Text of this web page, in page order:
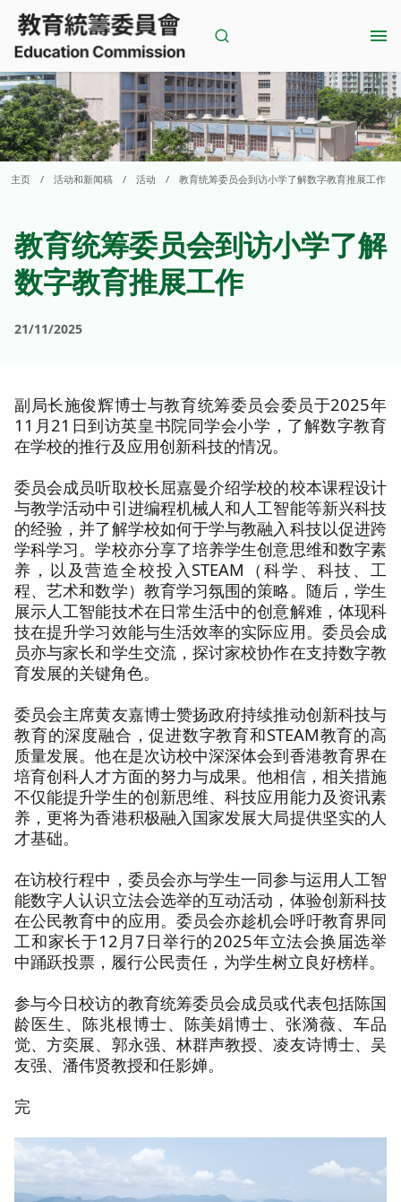
Skip
content
主页 / 活动和新闻稿 / 活动 / 教育统筹委员会到访小学了解数字教育推展工作
教育统筹委员会到访小学了解
数字教育推展工作
21/11/2025
副局长施俊辉博士与教育统筹委员会委员于2025年
11月21日到访英皇书院同学会小学，了解数字教育
在学校的推行及应用创新科技的情况。
委员会成员听取校长屈嘉曼介绍学校的校本课程设计
与教学活动中引进编程机械人和人工智能等新兴科技
的经验，并了解学校如何于学与教融入科技以促进跨
学科学习。学校亦分享了培养学生创意思维和数字素
养，以及营造全校投入STEAM（科学、科技、工
程、艺术和数学）教育学习氛围的策略。随后，学生
展示人工智能技术在日常生活中的创意解难，体现科
技在提升学习效能与生活效率的实际应用。委员会成
员亦与家长和学生交流，探讨家校协作在支持数字教
育发展的关键角色。
委员会主席黄友嘉博士赞扬政府持续推动创新科技与
教育的深度融合，促进数字教育和STEAM教育的高
质量发展。他在是次访校中深深体会到香港教育界在
培育创科人才方面的努力与成果。他相信，相关措施
不仅能提升学生的创新思维、科技应用能力及资讯素
养，更将为香港积极融入国家发展大局提供坚实的人
才基础。
在访校行程中，委员会亦与学生一同参与运用人工智
能数字人认识立法会选举的互动活动，体验创新科技
在公民教育中的应用。委员会亦趁机会呼吁教育界同
工和家长于12月7日举行的2025年立法会换届选举
中踊跃投票，履行公民责任，为学生树立良好榜样。
参与今日校访的教育统筹委员会成员或代表包括陈国
龄医生、陈兆根博士、陈美娟博士、张漪薇、车品
觉、方奕展、郭永强、林群声教授、凌友诗博士、吴
友强、潘伟贤教授和任影婵。
完
Education
Commission
visits